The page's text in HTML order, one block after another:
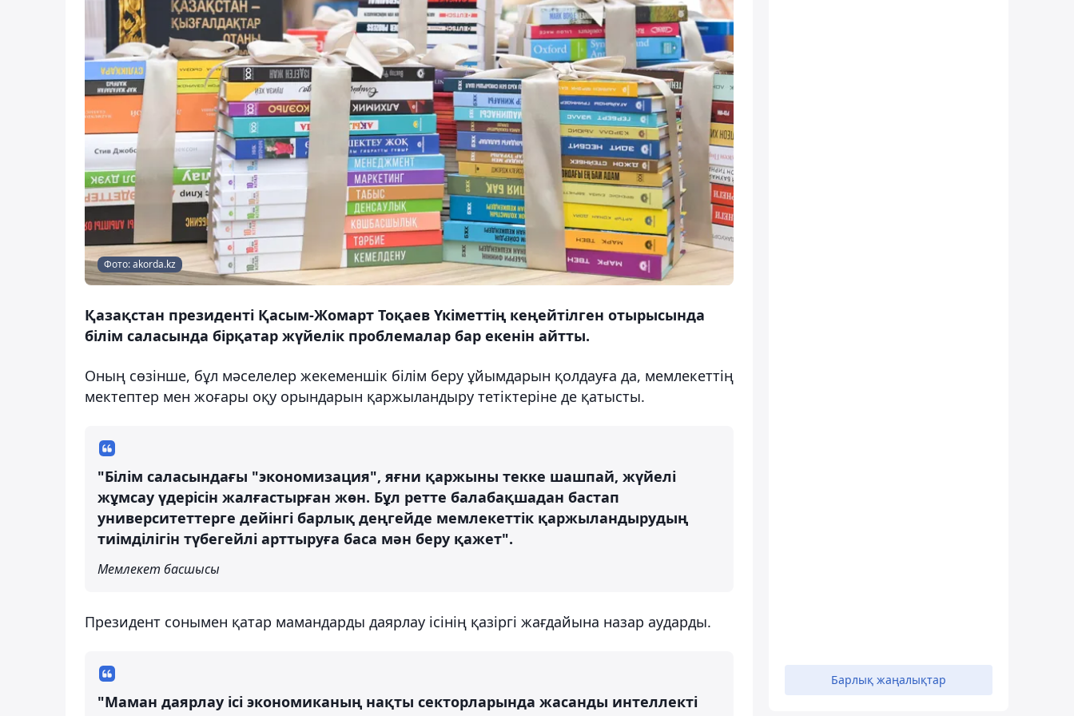
Фото: akorda.kz
Қазақстан президенті Қасым-Жомарт Тоқаев Үкіметтің кеңейтілген отырысында
білім саласында бірқатар жүйелік проблемалар бар екенін айтты.
Оның сөзінше, бұл мәселелер жекеменшік білім беру ұйымдарын қолдауға да, мемлекеттің
мектептер мен жоғары оқу орындарын қаржыландыру тетіктеріне де қатысты.
"Білім саласындағы "экономизация", яғни қаржыны текке шашпай, жүйелі
жұмсау үдерісін жалғастырған жөн. Бұл ретте балабақшадан бастап
университеттерге дейінгі барлық деңгейде мемлекеттік қаржыландырудың
тиімділігін түбегейлі арттыруға баса мән беру қажет".
Мемлекет басшысы
Президент сонымен қатар мамандарды даярлау ісінің қазіргі жағдайына назар аударды.
"Маман даярлау ісі экономиканың нақты секторларында жасанды интеллекті
Барлық жаңалықтар